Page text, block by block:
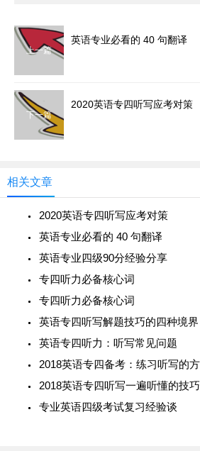
上一篇
英语专业必看的 40 句翻译
下一篇
2020英语专四听写应考对策
相关文章
2020英语专四听写应考对策
英语专业必看的 40 句翻译
英语专业四级90分经验分享
专四听力必备核心词
专四听力必备核心词
英语专四听写解题技巧的四种境界
英语专四听力：听写常见问题
2018英语专四备考：练习听写的
2018英语专四听写一遍听懂的技巧
专业英语四级考试复习经验谈